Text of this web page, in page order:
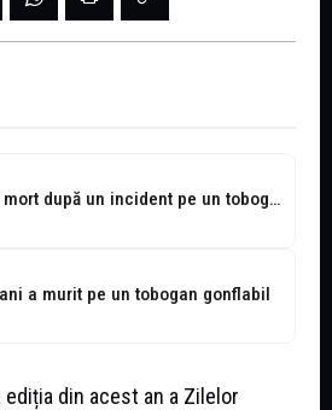
Copil de 2 ani mort după un incident pe un tobogan gonflabil...
a murit pe un tobogan gonflabil
din acest an a Zilelor